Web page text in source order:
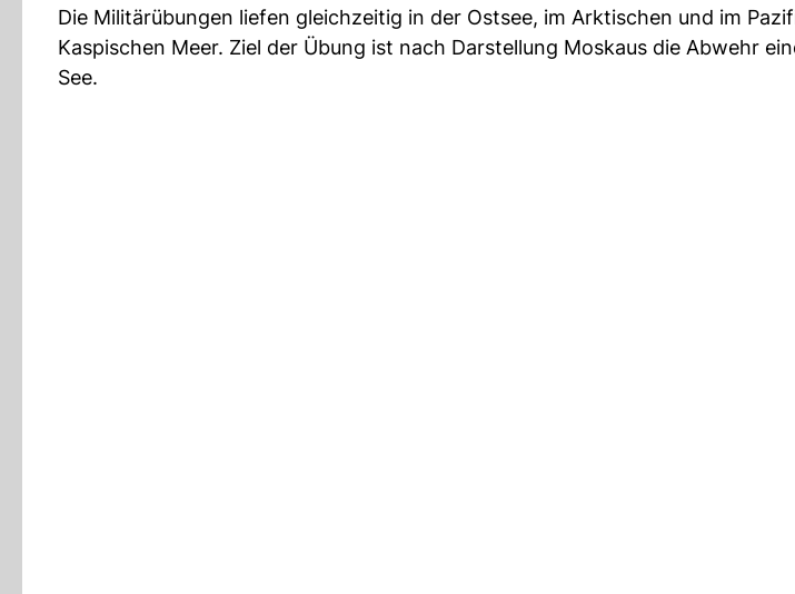
Die Militärübungen liefen gleichzeitig in der Ostsee, im Arktischen und im
Kaspischen Meer. Ziel der Übung ist nach Darstellung Moskaus die Abwehr
See.